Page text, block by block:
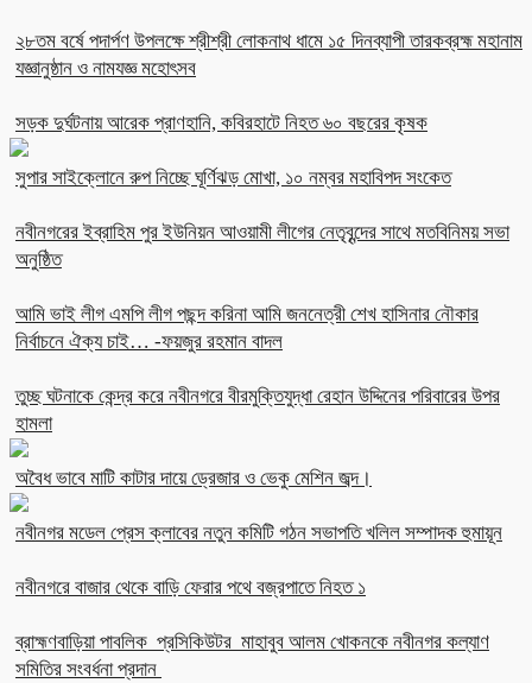
২৮তম বর্ষে পদার্পণ উপলক্ষে শ্রীশ্রী লোকনাথ ধামে ১৫ দিনব্যাপী তারকব্রহ্ম মহানাম
যজ্ঞানুষ্ঠান ও নামযজ্ঞ মহোৎসব
সড়ক দুর্ঘটনায় আরেক প্রাণহানি, কবিরহাটে নিহত ৬০ বছরের কৃষক
সুপার সাইক্লোনে রুপ নিচ্ছে ঘূর্ণিঝড় মোখা, ১০ নম্বর মহাবিপদ সংকেত
নবীনগরের ইব্রাহিম পুর ইউনিয়ন আওয়ামী লীগের নেতৃবৃন্দের সাথে মতবিনিময় সভা
অনুষ্ঠিত
আমি ভাই লীগ এমপি লীগ পছন্দ করিনা আমি জননেত্রী শেখ হাসিনার নৌকার
নির্বাচনে ঐক্য চাই… -ফয়জুর রহমান বাদল
তুচ্ছ ঘটনাকে কেন্দ্র করে নবীনগরে বীরমুক্তিযুদ্ধা রেহান উদ্দিনের পরিবারের উপর
হামলা
অবৈধ ভাবে মাটি কাটার দায়ে ড্রেজার ও ভেকু মেশিন জব্দ।
নবীনগর মডেল প্রেস ক্লাবের নতুন কমিটি গঠন সভাপতি খলিল সম্পাদক হুমায়ূন
নবীনগরে বাজার থেকে বাড়ি ফেরার পথে বজ্রপাতে নিহত ১
ব্রাহ্মণবাড়িয়া পাবলিক প্রসিকিউটর মাহাবুব আলম খোকনকে নবীনগর কল্যাণ
সমিতির সংবর্ধনা প্রদান